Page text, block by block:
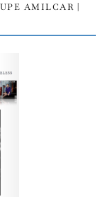
AMILCAR |